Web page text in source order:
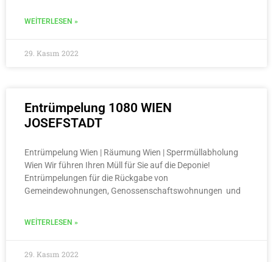
WEITERLESEN »
29. Kasım 2022
Entrümpelung 1080 WIEN
JOSEFSTADT
Entrümpelung Wien | Räumung Wien | Sperrmüllabholung
Wien Wir führen Ihren Müll für Sie auf die Deponie!
Entrümpelungen für die Rückgabe von
Gemeindewohnungen, Genossenschaftswohnungen und
WEITERLESEN »
29. Kasım 2022